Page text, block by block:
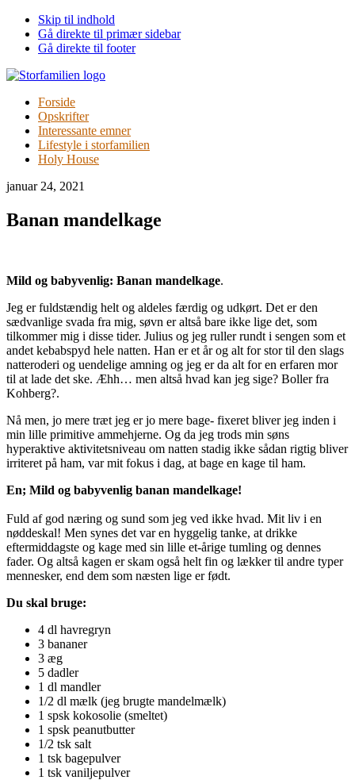
Skip til indhold
Gå direkte til primær sidebar
Gå direkte til footer
Forside
Opskrifter
Interessante emner
Lifestyle i storfamilien
Holy House
januar 24, 2021
Banan mandelkage
Mild og babyvenlig: Banan mandelkage.
Jeg er fuldstændig helt og aldeles færdig og udkørt. Det er den
sædvanlige svada fra mig, søvn er altså bare ikke lige det, som
tilkommer mig i disse tider. Julius og jeg ruller rundt i sengen som et
andet kebabspyd hele natten. Han er et år og alt for stor til den slags
natteroderi og uendelige amning og jeg er da alt for en erfaren mor
til at lade det ske. Æhh… men altså hvad kan jeg sige? Boller fra
Kohberg?.
Nå men, jo mere træt jeg er jo mere bage- fixeret bliver jeg inden i
min lille primitive ammehjerne. Og da jeg trods min søns
hyperaktive aktivitetsniveau om natten stadig ikke sådan rigtig bliver
irriteret på ham, var mit fokus i dag, at bage en kage til ham.
En; Mild og babyvenlig banan mandelkage!
Fuld af god næring og sund som jeg ved ikke hvad. Mit liv i en
nøddeskal! Men synes det var en hyggelig tanke, at drikke
eftermiddagste og kage med sin lille et-årige tumling og dennes
fader. Og altså kagen er skam også helt fin og lækker til andre typer
mennesker, end dem som næsten lige er født.
Du skal bruge:
4 dl havregryn
3 bananer
3 æg
5 dadler
1 dl mandler
1/2 dl mælk (jeg brugte mandelmælk)
1 spsk kokosolie (smeltet)
1 spsk peanutbutter
1/2 tsk salt
1 tsk bagepulver
1 tsk vaniljepulver